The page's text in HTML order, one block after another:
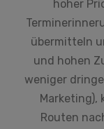
hoher
übermitteln
und hohen
weniger
Marketing),
Routen